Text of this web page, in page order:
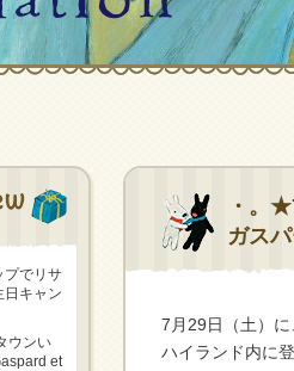
プでリサ
日キャン
ウンい
et
・。
ガス
7月29日（土）
ハイランド内に